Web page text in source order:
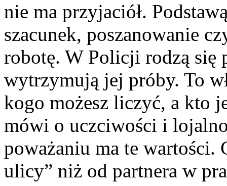
nie ma przyjaciół.
szacunek, poszanowanie
robotę. W Policji rodzą się
wytrzymują jej próby. To
kogo możesz liczyć, a kto
mówi o uczciwości i
poważaniu ma te wartości.
ulicy” niż od partnera w